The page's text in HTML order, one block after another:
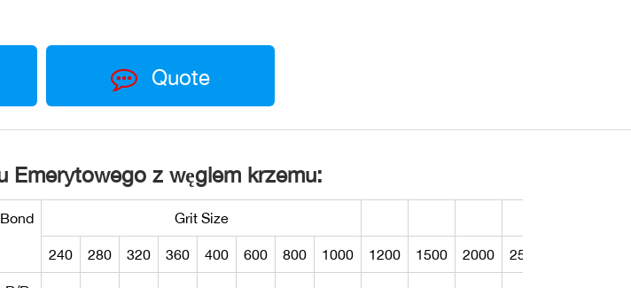
Quote
Emerytowego z węglem krzemu:
Bond Grit Size
240 280 320 360 400 600 800 1000 1200 1500 2000 2500